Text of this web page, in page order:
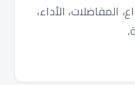
المفاضلات، الأداء،